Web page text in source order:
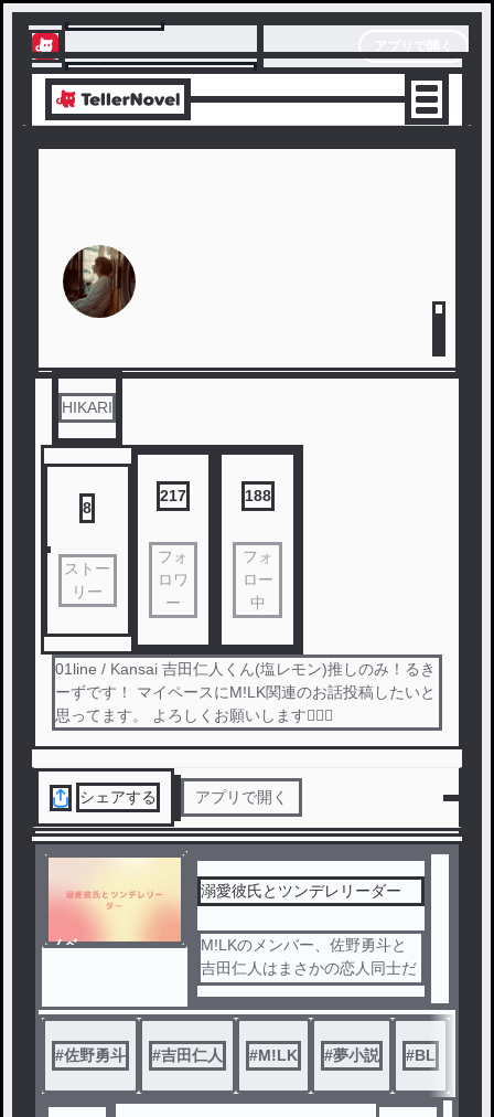
テラーノベル
アプリでサクサク楽しめる
HIKARI
8
ストー
リー
217
フォ
ロワ
ー
188
フォ
ロー
中
01line / Kansai 吉田仁人くん(塩レモン)推しのみ！るき
ーずです！ マイペースにM!LK関連のお話投稿したいと
思ってます。 よろしくお願いします🙇🏻‍♀️
シェアする アプリで開く
ノベ
溺愛彼氏とツンデレリーダー
M!LKのメンバー、佐野勇斗と
吉田仁人はまさかの恋人同士だ
った…！？
もしも佐野勇斗くんと吉田仁人
くんが恋人同士だったら…？と
ました。
#佐野勇斗 #吉田仁人 #M!LK #夢小説 #BL